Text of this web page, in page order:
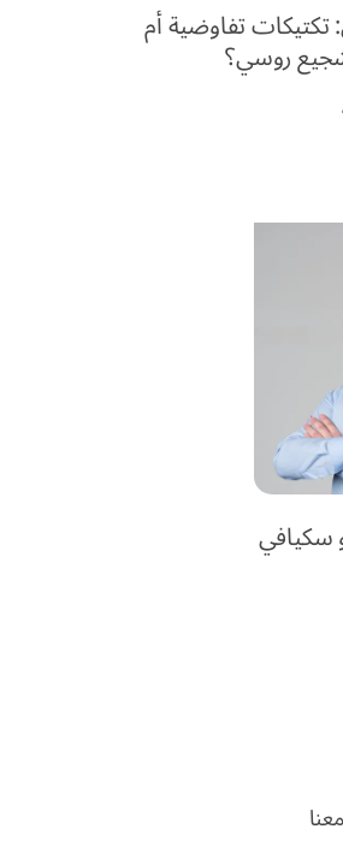
تكتيكات تفاوضية أم
روسي؟
سكيافي